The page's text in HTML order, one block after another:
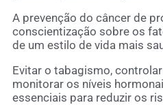
A prevenção do câncer de
conscientização sobre os
de um estilo de vida mais
Evitar o tabagismo,
monitorar os níveis
essenciais para reduzir os